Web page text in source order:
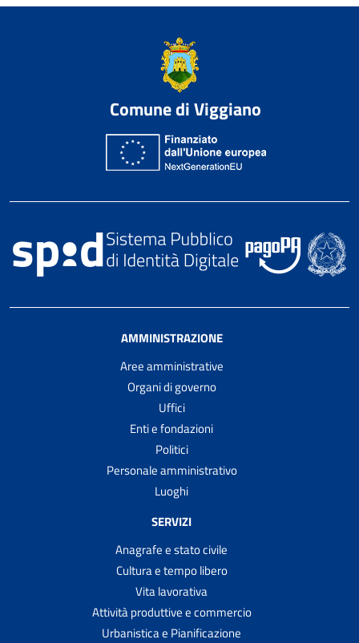
Comune di Viggiano
AMMINISTRAZIONE
Aree amministrative
Organi di governo
Uffici
Enti e fondazioni
Politici
Personale amministrativo
Luoghi
SERVIZI
Anagrafe e stato civile
Cultura e tempo libero
Vita lavorativa
Attività produttive e commercio
Urbanistica e Pianificazione